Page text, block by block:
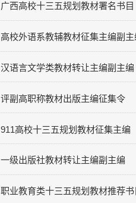
广西高校十三五规划教材署名书目
高校外语系教辅教材征集主编副主
汉语言文学类教材转让主编副主编
评副高职称教材出版主编征集令
911高校十三五规划教材征集主编
一级出版社教材转让主编副主编
职业教育类十三五规划教材推荐书